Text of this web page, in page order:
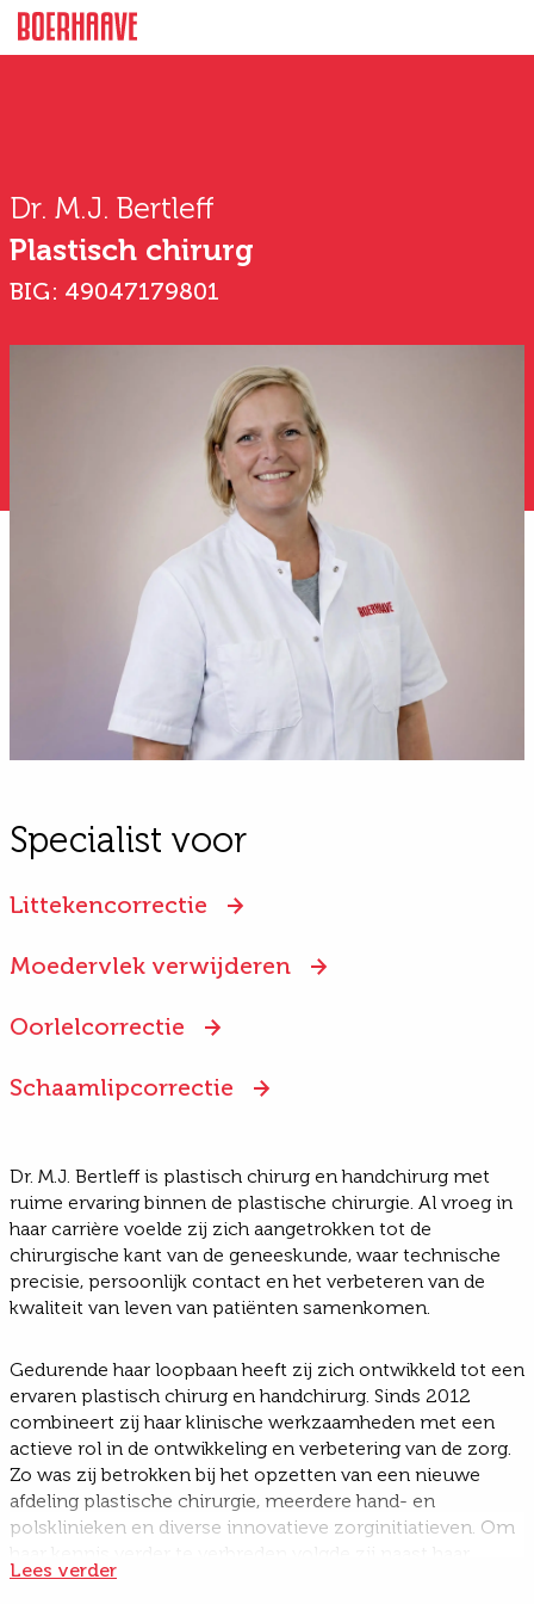
Dr. M.J. Bertleff
Plastisch chirurg
BIG: 49047179801
Specialist voor
Littekencorrectie
Moedervlek verwijderen
Oorlelcorrectie
Schaamlipcorrectie
Dr. M.J. Bertleff is plastisch chirurg en handchirurg met
ruime ervaring binnen de plastische chirurgie. Al vroeg in
haar carrière voelde zij zich aangetrokken tot de
chirurgische kant van de geneeskunde, waar technische
precisie, persoonlijk contact en het verbeteren van de
kwaliteit van leven van patiënten samenkomen.
Gedurende haar loopbaan heeft zij zich ontwikkeld tot een
ervaren plastisch chirurg en handchirurg. Sinds 2012
combineert zij haar klinische werkzaamheden met een
actieve rol in de ontwikkeling en verbetering van de zorg.
Zo was zij betrokken bij het opzetten van een nieuwe
afdeling plastische chirurgie, meerdere hand- en
polsklinieken en diverse innovatieve zorginitiatieven. Om
medische carrière de opleiding Bedrijfskunde aan de
Lees verder